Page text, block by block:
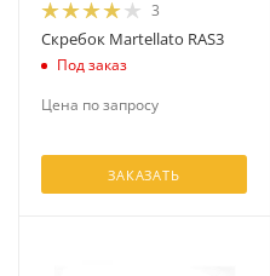
3
Скребок Martellato RAS3
Под заказ
Цена по запросу
ЗАКАЗАТЬ